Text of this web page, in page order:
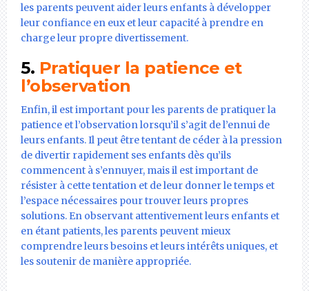
les parents peuvent aider leurs enfants à développer
leur confiance en eux et leur capacité à prendre en
charge leur propre divertissement.
5. Pratiquer la patience et
l’observation
Enfin, il est important pour les parents de pratiquer la
patience et l’observation lorsqu’il s’agit de l’ennui de
leurs enfants. Il peut être tentant de céder à la pression
de divertir rapidement ses enfants dès qu’ils
commencent à s’ennuyer, mais il est important de
résister à cette tentation et de leur donner le temps et
l’espace nécessaires pour trouver leurs propres
solutions. En observant attentivement leurs enfants et
en étant patients, les parents peuvent mieux
comprendre leurs besoins et leurs intérêts uniques, et
les soutenir de manière appropriée.